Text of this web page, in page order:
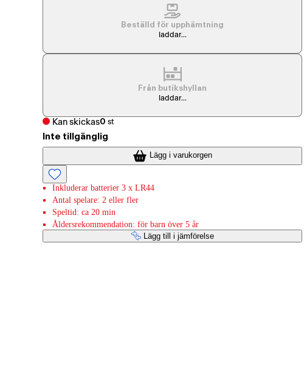
Beställd för upphämtning
laddar...
Från butikshyllan
laddar...
Kan skickas0 st
Inte tillgänglig
Lägg i varukorgen
Inkluderar batterier 3 x LR44
Antal spelare: 2 eller fler
Speltid: ca 20 min
Åldersrekommendation: för barn över 5 år
Lägg till i jämförelse